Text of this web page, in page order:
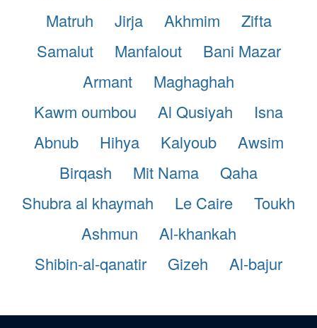
Matruh
Jirja Akhmim
Zifta
Samalut
Manfalout
Bani Mazar
Armant
Maghaghah
Kawm oumbou
Al Qusiyah
Isna
Abnub
Hihya Kalyoub
Awsim
Birqash
Mit Nama
Qaha
Shubra al khaymah
Le Caire
Toukh
Ashmun
Al-khankah
Shibin-al-qanatir
Gizeh Al-bajur